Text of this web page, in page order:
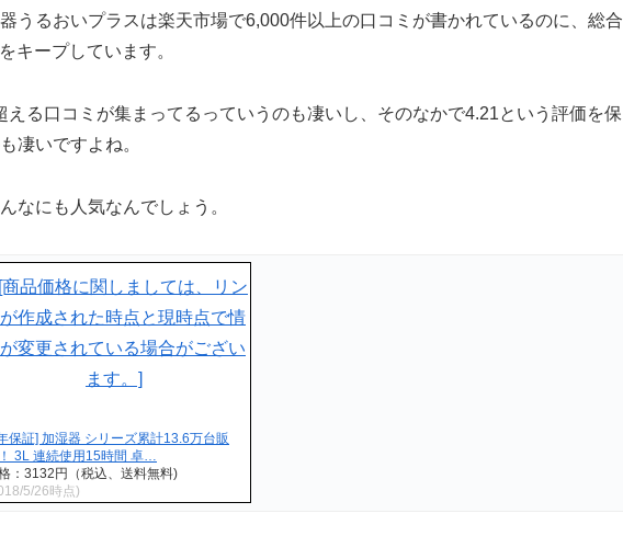
うるおいプラスは楽天市場で6,000件以上の口コミが書かれているのに、総合
キープしています。
える口コミが集まってるっていうのも凄いし、そのなかで4.21という評価を保
凄いですよね。
なにも人気なんでしょう。
保証] 加湿器 シリーズ累計13.6万台販
3L 連続使用15時間 卓…
：3132円（税込、送料無料)
5/26時点)